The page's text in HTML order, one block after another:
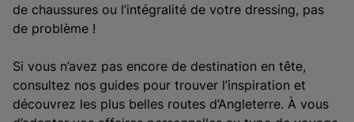
de chaussures ou l’intégralité de votre dressing, pas
de problème !
Si vous n’avez pas encore de destination en tête,
consultez nos guides pour trouver l’inspiration et
découvrez les plus belles routes d’Angleterre. À vous